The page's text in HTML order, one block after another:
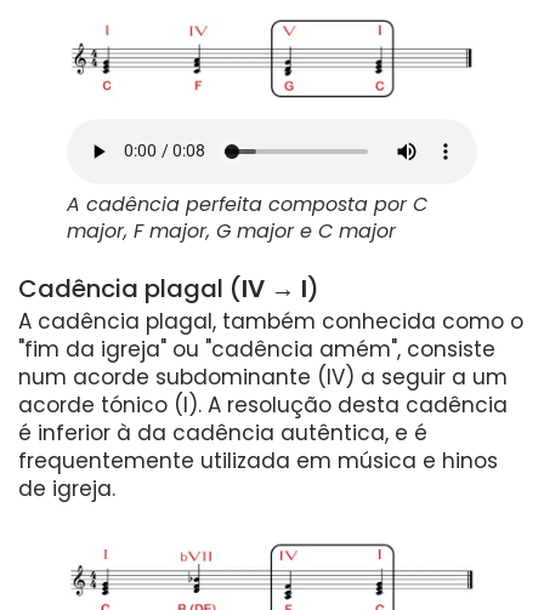
A cadência perfeita composta por C
major, F major, G major e C major
Cadência plagal (IV → I)
A cadência plagal, também conhecida como o
"fim da igreja" ou "cadência amém", consiste
num acorde subdominante (IV) a seguir a um
acorde tónico (I). A resolução desta cadência
é inferior à da cadência autêntica, e é
frequentemente utilizada em música e hinos
de igreja.